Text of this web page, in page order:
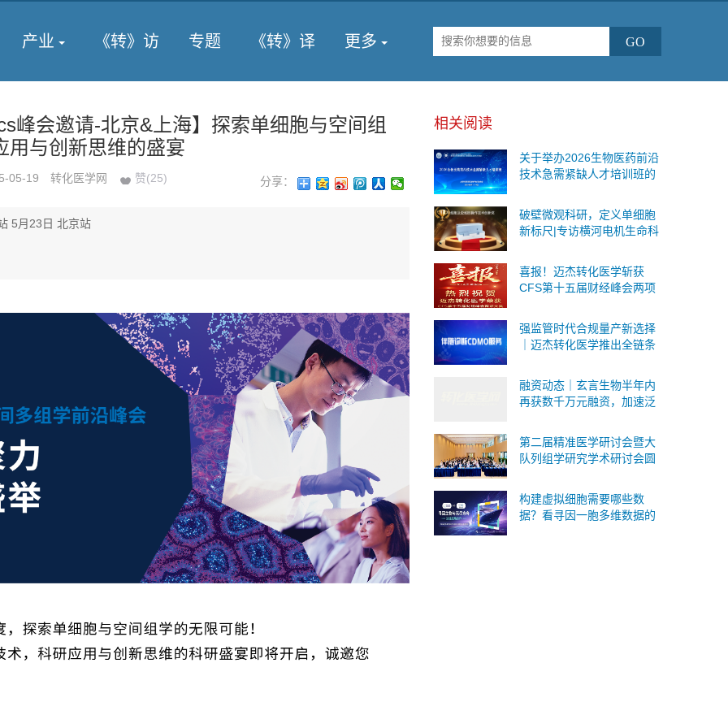
产业 《转》访 专题 《转》译 更多
峰会邀请-北京&上海】探索单细胞与空间组
用与创新思维的盛宴
05-19 转化医学网 赞(25) 分享：
5月23日 北京站
相关阅读
关于举办2026生物医药前沿
技术急需紧缺人才培训班的
破壁微观科研，定义单细胞
新标尺|专访横河电机生命科
部商务运营总监王海鉴
喜报！迈杰转化医学斩获
CFS第十五届财经峰会两项
强监管时代合规量产新选择
｜迈杰转化医学推出全链条
式承接Ⅰ/Ⅱ/Ⅲ 类IVD委托研
发与生产
融资动态｜玄言生物半年内
再获数千万元融资，加速泛
床转化
第二届精准医学研讨会暨大
队列组学研究学术研讨会圆
质组重磅国内首发！
构建虚拟细胞需要哪些数
据？看寻因一胞多维数据的